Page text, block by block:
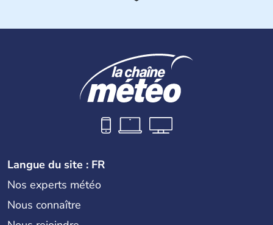
Langue du site : FR
Nos experts météo
Nous connaître